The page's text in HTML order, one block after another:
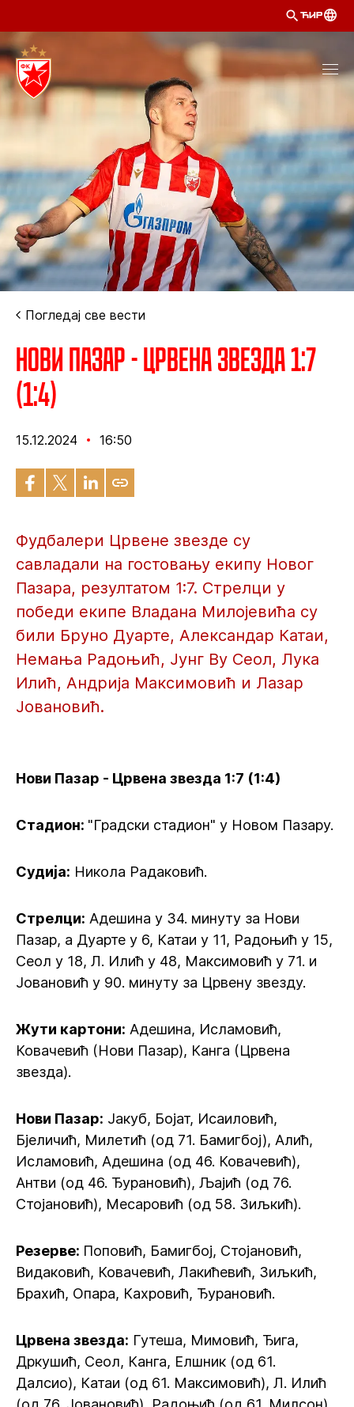
ЋИР
Погледај све вести
Нови Пазар - Црвена звезда 1:7
(1:4)
15.12.2024 16:50
Фудбалери Црвене звезде су
савладали на гостовању екипу Новог
Пазара, резултатом 1:7. Стрелци у
победи екипе Владана Милојевића су
били Бруно Дуарте, Александар Катаи,
Немања Радоњић, Јунг Ву Сеол, Лука
Илић, Андрија Максимовић и Лазар
Јовановић.
Нови Пазар - Црвена звезда 1:7 (1:4)
Стадион: "Градски стадион" у Новом Пазару.
Судија: Никола Радаковић.
Стрелци: Адешина у 34. минуту за Нови
Пазар, а Дуарте у 6, Катаи у 11, Радоњић у 15,
Сеол у 18, Л. Илић у 48, Максимовић у 71. и
Јовановић у 90. минуту за Црвену звезду.
Жути картони: Адешина, Исламовић,
Ковачевић (Нови Пазар), Канга (Црвена
звезда).
Нови Пазар: Јакуб, Бојат, Исаиловић,
Бјеличић, Милетић (од 71. Бамигбој), Алић,
Исламовић, Адешина (од 46. Ковачевић),
Антви (од 46. Ђурановић), Љајић (од 76.
Стојановић), Месаровић (од 58. Зиљкић).
Резерве: Поповић, Бамигбој, Стојановић,
Видаковић, Ковачевић, Лакићевић, Зиљкић,
Брахић, Опара, Кахровић, Ђурановић.
Црвена звезда: Гутеша, Мимовић, Ђига,
Дркушић, Сеол, Канга, Елшник (од 61.
Далсио), Катаи (од 61. Максимовић), Л. Илић